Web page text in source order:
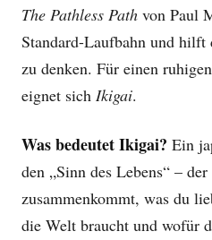
The Pathless Path von Paul
Standard-Laufbahn und hilft
zu denken. Für einen
eignet sich Ikigai.
Was bedeutet Ikigai? Ein
den „Sinn des Lebens“ –
zusammenkommt, was du
die Welt braucht und wofür